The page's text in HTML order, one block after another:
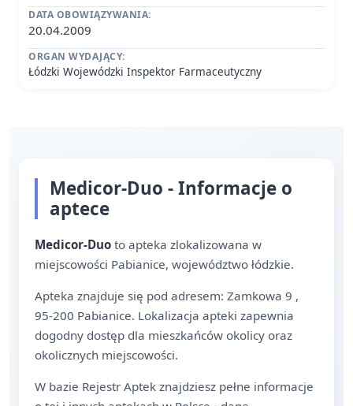
DATA OBOWIĄZYWANIA:
20.04.2009
ORGAN WYDAJĄCY:
Łódzki Wojewódzki Inspektor Farmaceutyczny
Medicor-Duo - Informacje o
aptece
Medicor-Duo to apteka zlokalizowana w
miejscowości Pabianice, województwo łódzkie.
Apteka znajduje się pod adresem: Zamkowa 9 ,
95-200 Pabianice. Lokalizacja apteki zapewnia
dogodny dostęp dla mieszkańców okolicy oraz
okolicznych miejscowości.
W bazie Rejestr Aptek znajdziesz pełne informacje